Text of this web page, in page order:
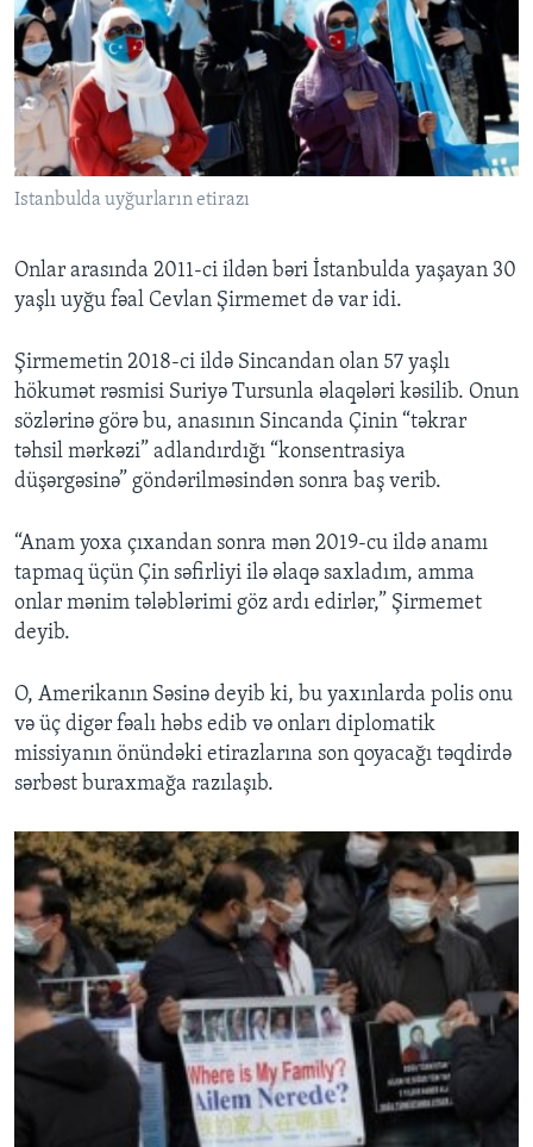
Istanbulda uyğurların etirazı
Onlar arasında 2011-ci ildən bəri İstanbulda yaşayan 30
yaşlı uyğu fəal Cevlan Şirmemet də var idi.
Şirmemetin 2018-ci ildə Sincandan olan 57 yaşlı
hökumət rəsmisi Suriyə Tursunla əlaqələri kəsilib. Onun
sözlərinə görə bu, anasının Sincanda Çinin “təkrar
təhsil mərkəzi” adlandırdığı “konsentrasiya
düşərgəsinə” göndərilməsindən sonra baş verib.
“Anam yoxa çıxandan sonra mən 2019-cu ildə anamı
tapmaq üçün Çin səfirliyi ilə əlaqə saxladım, amma
onlar mənim tələblərimi göz ardı edirlər,” Şirmemet
deyib.
O, Amerikanın Səsinə deyib ki, bu yaxınlarda polis onu
və üç digər fəalı həbs edib və onları diplomatik
missiyanın önündəki etirazlarına son qoyacağı təqdirdə
sərbəst buraxmağa razılaşıb.